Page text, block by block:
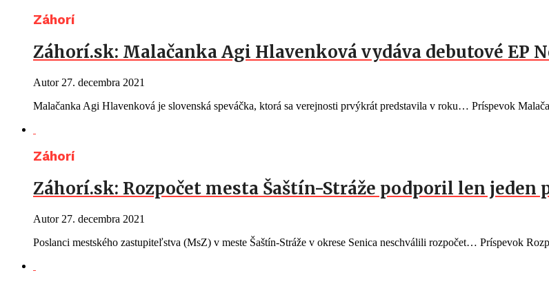
Záhorí
Záhorí.sk: Malačanka Agi Hlavenková vydáva debutové EP
Autor 27. decembra 2021
Malačanka Agi Hlavenková je slovenská speváčka, ktorá sa verejnosti prvýkrát predstavila v roku… Príspevok
Záhorí
Záhorí.sk: Rozpočet mesta Šaštín-Stráže podporil len jeden
Autor 27. decembra 2021
Poslanci mestského zastupiteľstva (MsZ) v meste Šaštín-Stráže v okrese Senica neschválili rozpočet… Príspevok